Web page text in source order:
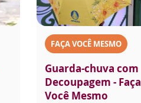
FAÇA VOCÊ MESMO
Guarda-chuva com
Decoupagem - Faça
Você Mesmo